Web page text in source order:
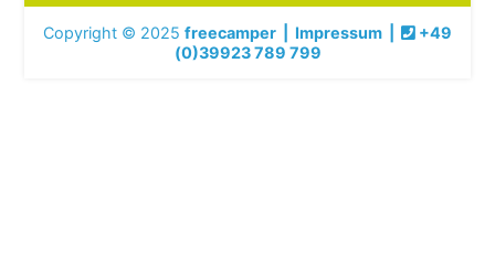
Copyright © 2025 freecamper Impressum
+49
(0)39923 789 799